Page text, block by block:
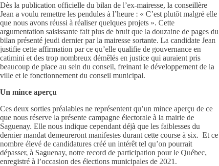
Dès la publication officielle du bilan de l’ex-mairesse, la conseillère
Jean a voulu remettre les pendules à l’heure : « C’est plutôt malgré elle
que nous avons réussi à réaliser quelques projets ». Cette
argumentation saisissante fait plus de bruit que la douzaine de pages du
bilan présenté jeudi dernier par la mairesse sortante. La candidate Jean
justifie cette affirmation par ce qu’elle qualifie de gouvernance en
catimini et des trop nombreux démêlés en justice qui auraient pris
beaucoup de place au sein du conseil, freinant le développement de la
ville et le fonctionnement du conseil municipal.
Un mince aperçu
Ces deux sorties préalables ne représentent qu’un mince aperçu de ce
que nous réserve la présente campagne électorale à la mairie de
Saguenay. Elle nous indique cependant déjà que les faiblesses du
dernier mandat demeureront manifestes durant cette course à six. Et ce
nombre élevé de candidatures créé un intérêt tel qu’on pourrait
dépasser, à Saguenay, notre record de participation pour le Québec,
enregistré à l’occasion des élections municipales de 2021.